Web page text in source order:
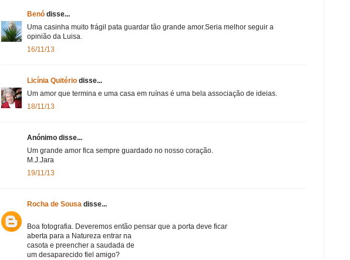
Benó disse...
Uma casinha muito frágil pata guardar tão grande amor.Seria melhor seguir a
opinião da Luisa.
16/11/13
Licínia Quitério disse...
Um amor que termina e uma casa em ruínas é uma bela associação de ideias.
18/11/13
Anónimo disse...
Um grande amor fica sempre guardado no nosso coração.
M.J.Jara
19/11/13
Rocha de Sousa disse...
Boa fotografia. Deveremos então pensar que a porta deve ficar
aberta para a Natureza entrar na
casota e preencher a saudada de
um desaparecido fiel amigo?